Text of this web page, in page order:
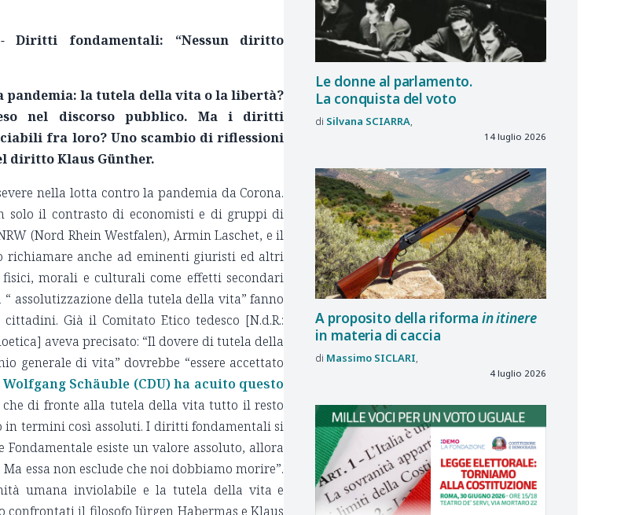
-Diritti fondamentali: “Nessun diritto
pandemia: la tutela della vita o la libertà?
nel discorso pubblico. Ma i diritti
fra loro? Uno scambio di riflessioni
diritto Klaus Günther.
nella lotta contro la pandemia da Corona.
solo il contrasto di economisti e di gruppi di
(Nord Rhein Westfalen), Armin Laschet, e il
richiamare anche ad eminenti giuristi ed altri
morali e culturali come effetti secondari
assolutizzazione della tutela della vita” fanno
Già il Comitato Etico tedesco [N.d.R.:
aveva precisato: “Il dovere di tutela della
generale di vita” dovrebbe “essere accettato
Wolfgang Schäuble (CDU) ha acuito questo
che di fronte alla tutela della vita tutto il resto
in termini così assoluti. I diritti fondamentali si
esiste un valore assoluto, allora
essa non esclude che noi dobbiamo morire”.
umana inviolabile e la tutela della vita e
il filosofo Jürgen Habermas e Klaus
Le donne al parlamento.
La conquista del voto
Silvana SCIARRA
14 luglio 2026
A proposito della riforma in itinere
in materia di caccia
Massimo SICLARI
4 luglio 2026